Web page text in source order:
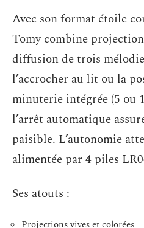
Avec son format étoile
Tomy combine
diffusion de trois
l’accrocher au lit ou la
minuterie intégrée (5 ou
l’arrêt automatique
paisible. L’autonomie
alimentée par 4 piles
Ses atouts :
Projections vives et colorées